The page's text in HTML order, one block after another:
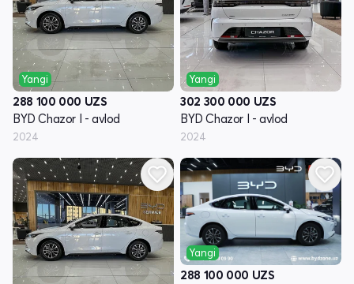
Yangi
288 100 000 UZS
BYD Chazor I - avlod
2024
Yangi
302 300 000 UZS
BYD Chazor I - avlod
2024
Yangi
288 100 000 UZS